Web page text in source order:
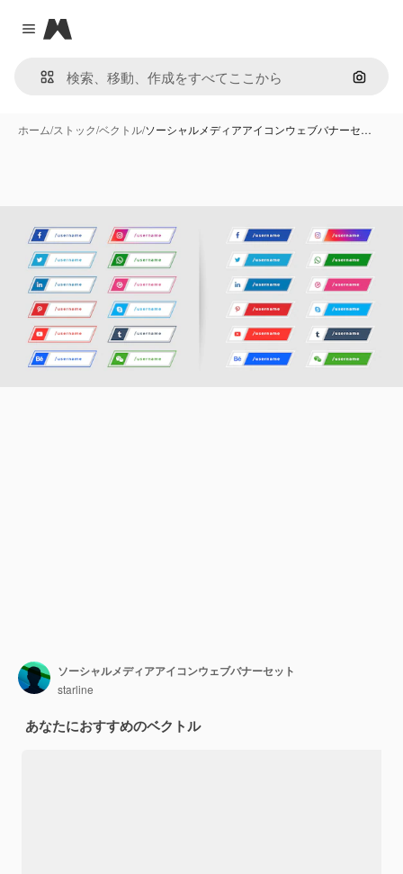
Close menu
Magnific
画像で
ホーム/ストック/ベクトル/ソーシャルメディアアイコンウェブバナーセ…
ソーシャルメディアアイコンウェブバナーセット
starline
あなたにおすすめのベクトル